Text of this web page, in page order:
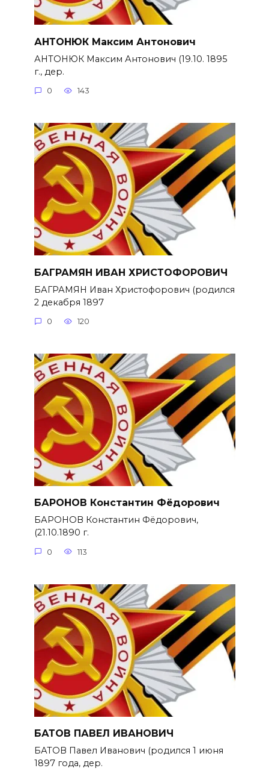
АНТОНЮК Максим Антонович
АНТОНЮК Максим Антонович (19.10. 1895
г., дер.
0 143
БАГРАМЯН ИВАН ХРИСТОФОРОВИЧ
БАГРАМЯН Иван Христофорович (родился
2 декабря 1897
0 120
БАРОНОВ Константин Фёдорович
БАРОНОВ Константин Фёдорович,
(21.10.1890 г.
0 113
БАТОВ ПАВЕЛ ИВАНОВИЧ
БАТОВ Павел Иванович (родился 1 июня
1897 года, дер.